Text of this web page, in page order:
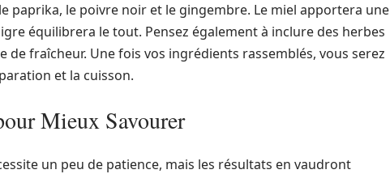
paprika, le poivre noir et le gingembre. Le miel apportera une
équilibrera le tout. Pensez également à inclure des herbes
fraîcheur. Une fois vos ingrédients rassemblés, vous serez
et la cuisson.
Mieux Savourer
un peu de patience, mais les résultats en vaudront